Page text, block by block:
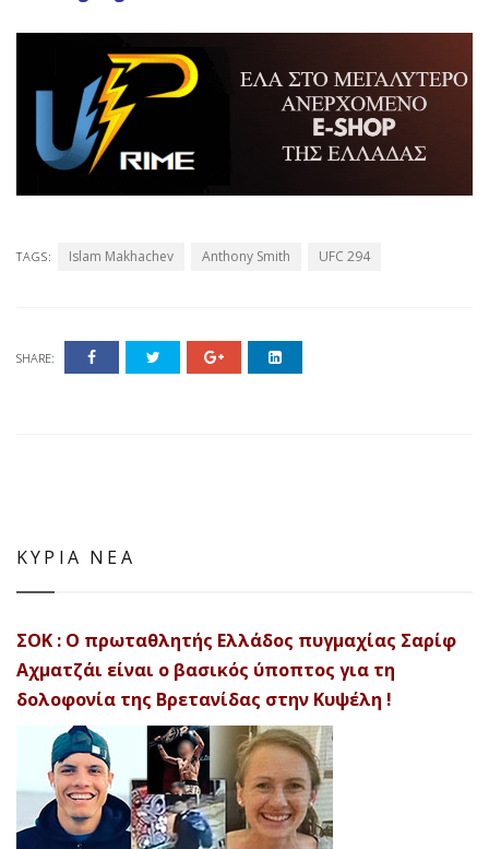
TAGS: Islam Makhachev Anthony Smith UFC 294
SHARE:
ΚΥΡΙΑ ΝΕΑ
ΣΟΚ : Ο πρωταθλητής Ελλάδος πυγμαχίας Σαρίφ
Αχματζάι είναι ο βασικός ύποπτος για τη
δολοφονία της Βρετανίδας στην Κυψέλη !